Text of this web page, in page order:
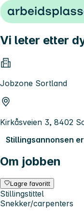
Hopp til innhold
Vi leter etter
Jobzone Sortland
Kirkåsveien 3, 8402
Stillingsannonsen
Om jobben
Lagre favoritt
Stillingstittel
Snekker/carpenters